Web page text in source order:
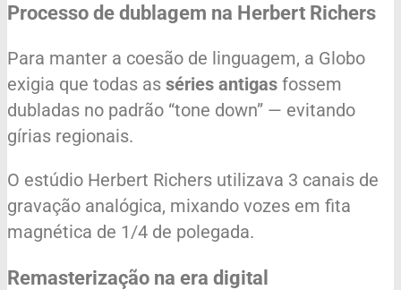
Processo de dublagem na Herbert Richers
Para manter a coesão de linguagem, a Globo
exigia que todas as séries antigas fossem
dubladas no padrão “tone down” — evitando
gírias regionais.
O estúdio Herbert Richers utilizava 3 canais de
gravação analógica, mixando vozes em fita
magnética de 1/4 de polegada.
Remasterização na era digital